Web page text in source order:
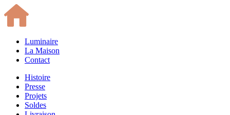
Luminaire
La Maison
Contact
Histoire
Presse
Projets
Soldes